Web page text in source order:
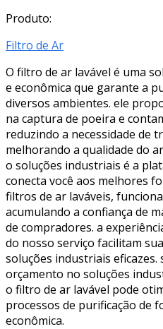
Produto:
Filtro de Ar
O filtro de ar lavável é uma
e econômica que garante a
diversos ambientes. ele
na captura de poeira e
reduzindo a necessidade de
melhorando a qualidade do
o soluções industriais é a
conecta você aos melhores
filtros de ar laváveis,
acumulando a confiança de
de compradores. a
do nosso serviço facilitam
soluções industriais eficazes.
orçamento no soluções
o filtro de ar lavável pode
processos de purificação de
econômica.